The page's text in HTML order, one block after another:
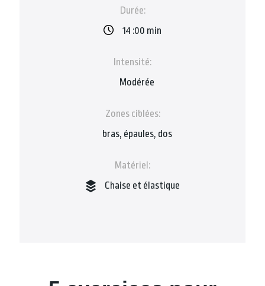
Durée:
14 :00 min
Intensité:
Modérée
Zones ciblées:
bras, épaules, dos
Matériel:
Chaise et élastique